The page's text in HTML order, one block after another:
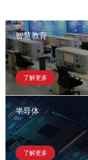
智慧教育
了解更多
半导体
了解更多